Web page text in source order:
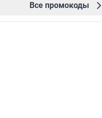
Все промокоды